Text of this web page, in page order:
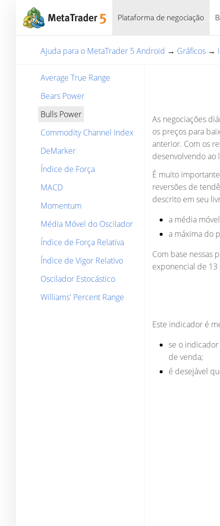
Plataforma de negociação
Ajuda para o MetaTrader 5 Android → Gráficos →
Average True Range
Bears Power
Bulls Power
Commodity Channel Index
DeMarker
Índice de Força
MACD
Momentum
Média Móvel do Oscilador
Índice de Força Relativa
Índice de Vigor Relativo
Oscilador Estocástico
Williams' Percent Range
As negociações
os preços para
anterior. Com os
desenvolvendo ao
É muito
reversões de
descrito em seu
a média
a máxima do
Com base nessas
exponencial de 13
Este indicador é
se o
de venda;
é desejável